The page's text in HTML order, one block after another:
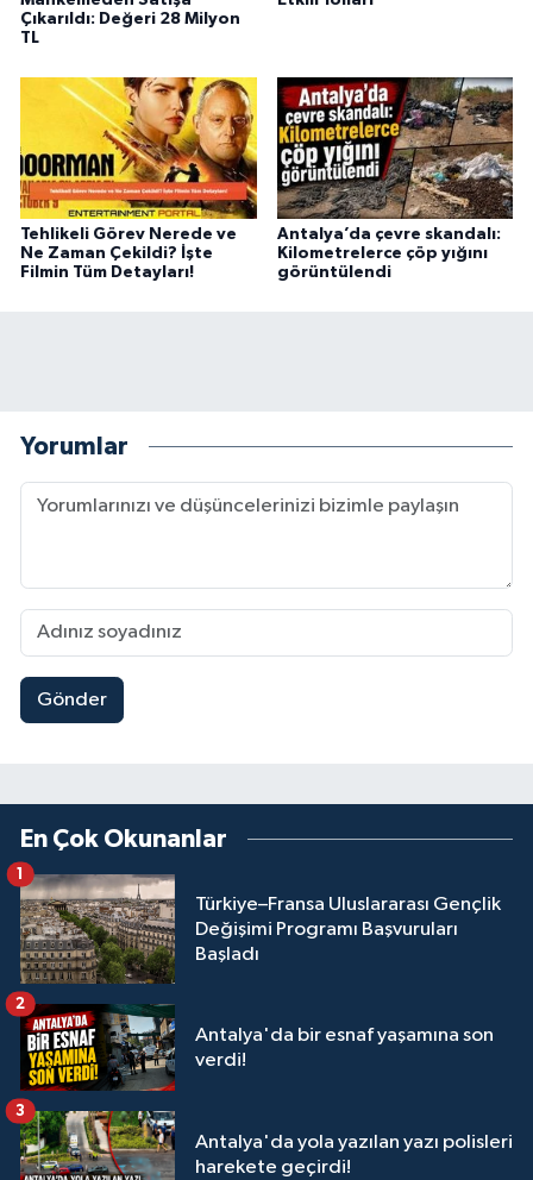
Çıkarıldı: Değeri 28 Milyon
TL
Tehlikeli Görev Nerede ve
Ne Zaman Çekildi? İşte
Filmin Tüm Detayları!
Antalya’da çevre skandalı:
Kilometrelerce çöp yığını
görüntülendi
Yorumlar
Gönder
En Çok Okunanlar
Türkiye–Fransa Uluslararası Gençlik
Değişimi Programı Başvuruları
Başladı
1
Antalya'da bir esnaf yaşamına son
verdi!
2
Antalya'da yola yazılan yazı polisleri
harekete geçirdi!
3